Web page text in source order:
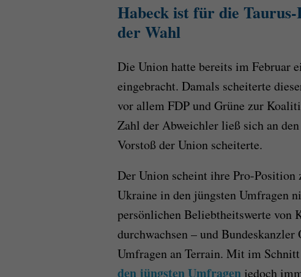
Habeck ist für die
der Wahl
Die Union hatte bereits im Februar
eingebracht. Damals scheiterte
vor allem FDP und Grüne zur
Zahl der Abweichler ließ sich an
Vorstoß der Union scheiterte.
Der Union scheint ihre Pro-
Ukraine in den jüngsten Umfragen
persönlichen Beliebtheitswerte
durchwachsen – und
Umfragen an Terrain. Mit im
den jüngsten Umfragen jedoch